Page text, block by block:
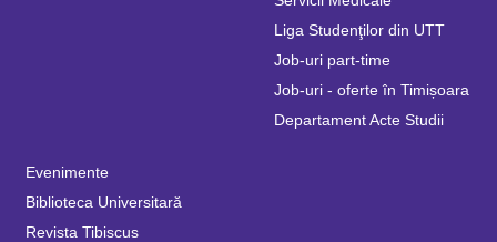
Liga Studenţilor din UTT
Job-uri part-time
Job-uri - oferte în Timișoara
Departament Acte Studii
Evenimente
Biblioteca Universitară
Revista Tibiscus